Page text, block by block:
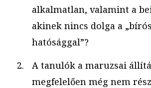
alkalmatlan, valamint a
akinek nincs dolga a
hatósággal”?
A tanulók a maruzsai
megfelelően még nem